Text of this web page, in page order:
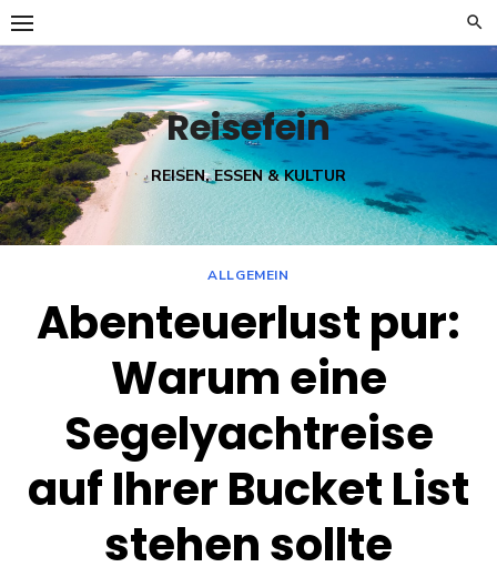
Skip
to
content
Reisefein
REISEN, ESSEN & KULTUR
ALLGEMEIN
Abenteuerlust pur:
Warum eine
Segelyachtreise
auf Ihrer Bucket List
stehen sollte